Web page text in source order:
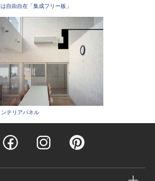
自由自在「集成フリー板」
テリアパネル